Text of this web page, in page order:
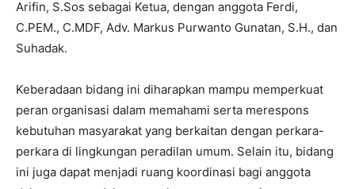
Arifin, S.Sos sebagai Ketua, dengan anggota Ferdi,
C.PEM., C.MDF, Adv. Markus Purwanto Gunatan, S.H., dan
Suhadak.
Keberadaan bidang ini diharapkan mampu memperkuat
peran organisasi dalam memahami serta merespons
kebutuhan masyarakat yang berkaitan dengan perkara-
perkara di lingkungan peradilan umum. Selain itu, bidang
ini juga dapat menjadi ruang koordinasi bagi anggota